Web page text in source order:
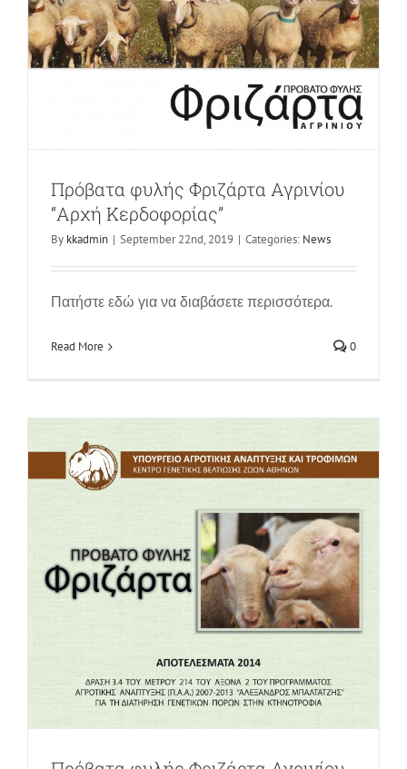
Πρόβατα φυλής Φριζάρτα Αγρινίου
“Αρχή Κερδοφορίας”
By kkadmin | September 22nd, 2019 | Categories: News
Πατήστε εδώ για να διαβάσετε περισσότερα.
Read More 0